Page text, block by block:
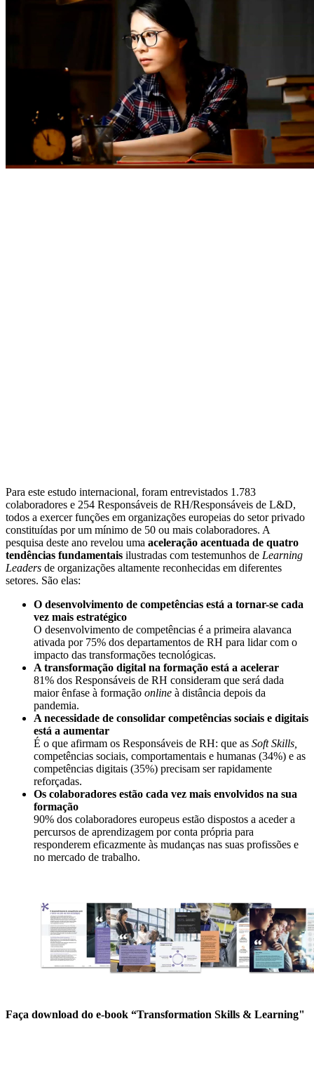
Para este estudo internacional, foram entrevistados 1.783
colaboradores e 254 Responsáveis de RH/Responsáveis de L&D,
todos a exercer funções em organizações europeias do setor privado
constituídas por um mínimo de 50 ou mais colaboradores. A
pesquisa deste ano revelou uma aceleração acentuada de quatro
tendências fundamentais ilustradas com testemunhos de Learning
Leaders de organizações altamente reconhecidas em diferentes
setores. São elas:
O desenvolvimento de competências está a tornar-se cada
vez mais estratégico
O desenvolvimento de competências é a primeira alavanca
ativada por 75% dos departamentos de RH para lidar com o
impacto das transformações tecnológicas.
A transformação digital na formação está a acelerar
81% dos Responsáveis de RH consideram que será dada
maior ênfase à formação online à distância depois da
pandemia.
A necessidade de consolidar competências sociais e digitais
está a aumentar
É o que afirmam os Responsáveis de RH: que as Soft Skills,
competências sociais, comportamentais e humanas (34%) e as
competências digitais (35%) precisam ser rapidamente
reforçadas.
Os colaboradores estão cada vez mais envolvidos na sua
formação
90% dos colaboradores europeus estão dispostos a aceder a
percursos de aprendizagem por conta própria para
responderem eficazmente às mudanças nas suas profissões e
no mercado de trabalho.
Faça download do e-book “Transformation Skills & Learning"